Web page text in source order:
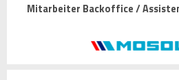
Mitarbeiter Backoffice /